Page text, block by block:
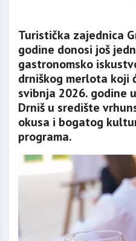
Turistička zajednica
godine donosi još
gastronomsko
drniškog merlota koji
svibnja 2026. godine
Drniš u središte
okusa i bogatog
programa.